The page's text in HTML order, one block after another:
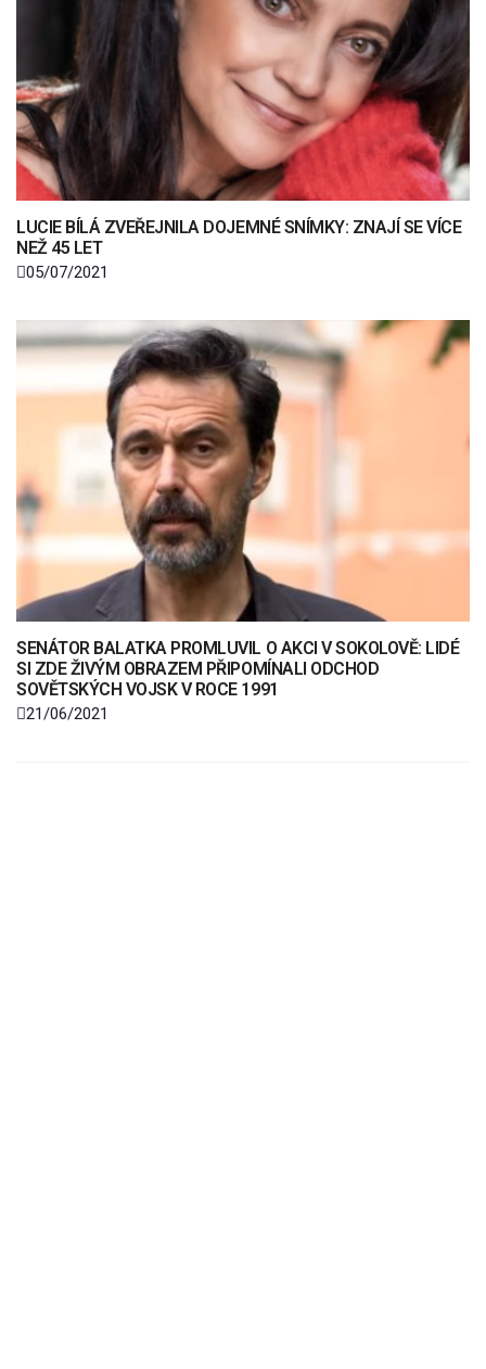
LUCIE BÍLÁ ZVEŘEJNILA DOJEMNÉ SNÍMKY: ZNAJÍ SE VÍCE
NEŽ 45 LET
05/07/2021
SENÁTOR BALATKA PROMLUVIL O AKCI V SOKOLOVĚ: LIDÉ
SI ZDE ŽIVÝM OBRAZEM PŘIPOMÍNALI ODCHOD
SOVĚTSKÝCH VOJSK V ROCE 1991
21/06/2021